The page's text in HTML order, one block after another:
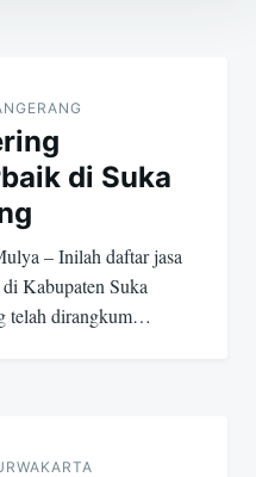
di Suka
– Inilah daftar jasa
Kabupaten Suka
telah dirangkum…